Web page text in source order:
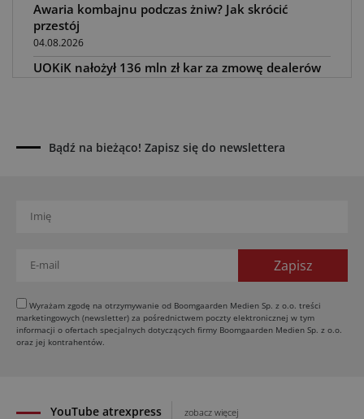
Awaria kombajnu podczas żniw? Jak skrócić
przestój
04.08.2026
UOKiK nałożył 136 mln zł kar za zmowę dealerów
Kverneland Tersus 4000: trzy nowe kosiarki
bijakowe
02.08.2026
01.08.2026
Elektryczne maszyny terenowe: 3 kluczowe trendy
31.07.2026
Kukurydza w Polsce: aktualny stan plantacji
30.07.2026
YouTube atrexpress zobacz więcej
Bądź na bieżąco! Zapisz się do newslettera
Wyrażam zgodę na otrzymywanie od Boomgaarden Medien Sp. z o.o. treści
marketingowych (newsletter) za pośrednictwem poczty elektronicznej w tym
informacji o ofertach specjalnych dotyczących firmy Boomgaarden Medien Sp. z o.o.
oraz jej kontrahentów.